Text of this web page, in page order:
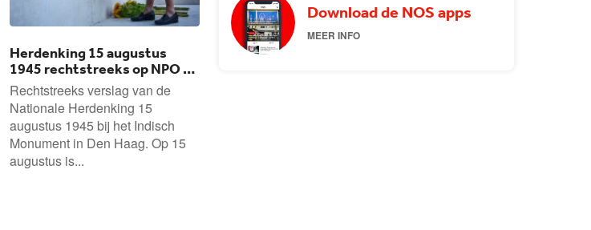
Herdenking 15 augustus
1945 rechtstreeks op NPO 1
en NOS.nl
Rechtstreeks verslag van de
Nationale Herdenking 15
augustus 1945 bij het Indisch
Monument in Den Haag. Op 15
augustus is...
Download de NOS apps
MEER INFO